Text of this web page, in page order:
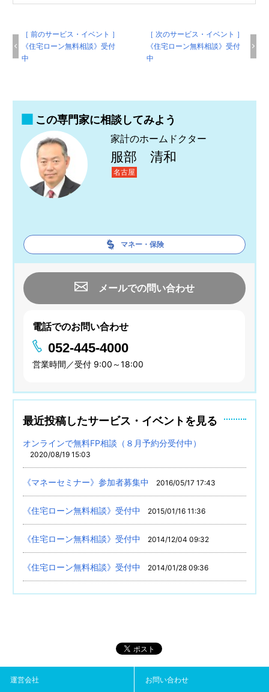
［ 前のサービス・イベント ］
《住宅ローン無料相談》受付
中
［ 次のサービス・イベント ］
《住宅ローン無料相談》受付
中
この専門家に相談してみよう
家計のホームドクター
服部 清和
名古屋
マネー・保険
メールでの問い合わせ
電話でのお問い合わせ
052-445-4000
営業時間／受付 9:00～18:00
最近投稿したサービス・イベントを見る
オンラインで無料FP相談（８月予約分受付中）
2020/08/19 15:03
《マネーセミナー》参加者募集中 2016/05/17 17:43
《住宅ローン無料相談》受付中 2015/01/16 11:36
《住宅ローン無料相談》受付中 2014/12/04 09:32
《住宅ローン無料相談》受付中 2014/01/28 09:36
運営会社 お問い合わせ